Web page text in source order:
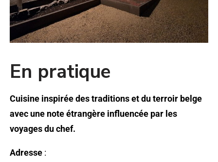
En pratique
Cuisine inspirée des traditions et du terroir belge
avec une note étrangère influencée par les
voyages du chef.
Adresse :